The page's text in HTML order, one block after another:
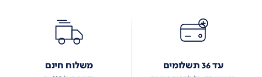
עד 36 תשלומים משלוח חינם